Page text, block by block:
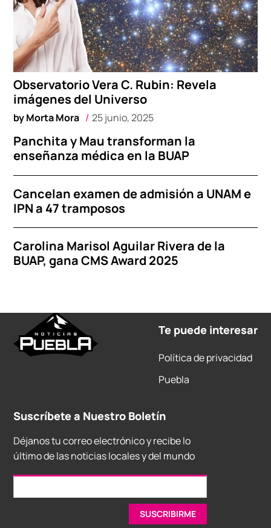
Observatorio Vera C. Rubin: Revela
imágenes del Universo
byMorta Mora 25 junio, 2025
Panchita y Mau transforman la
enseñanza médica en la BUAP
Cancelan examen de admisión a UNAM e
IPN a 47 tramposos
Carolina Marisol Aguilar Rivera de la
BUAP, gana CMS Award 2025
Te puede interesar
Política de privacidad
Puebla
Suscríbete a Nuestro Boletín
Déjanos tu correo electrónico y recibe lo
último de las noticias locales y del mundo